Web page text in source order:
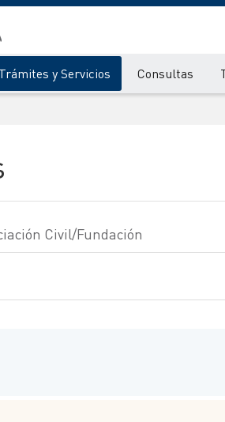
Trámites y Servicios Consultas
Civil/Fundación